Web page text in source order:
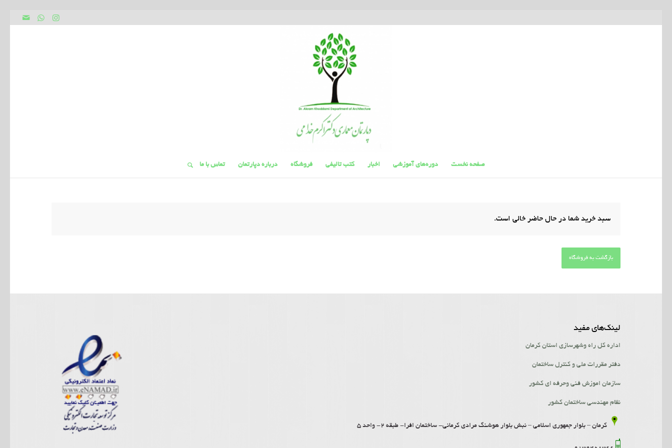
صفحه نخست دوره‌های آموزشی اخبار کتب تالیفی فروشگاه درباره دپارتمان تماس با ما
سبد خرید شما در حال حاضر خالی است.
بازگشت به فروشگاه
لینک‌‌های مفید
اداره کل راه وشهرسازی استان کرمان
دفتر مقررات ملی و کنترل ساختمان
سازمان اموزش فنی وحرفه ای کشور
نظام مهندسی ساختمان کشور
کرمان – بلوار جمهوری اسلامی – نبش بلوار هوشنگ مرادی کرمانی- ساختمان افرا- طبقه 2- واحد 5